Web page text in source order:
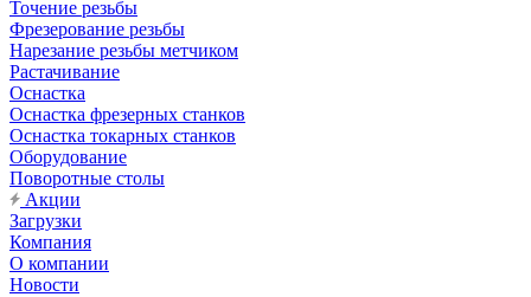
Точение резьбы
Фрезерование резьбы
Нарезание резьбы метчиком
Растачивание
Оснастка
Оснастка фрезерных станков
Оснастка токарных станков
Оборудование
Поворотные столы
Акции
Загрузки
Компания
О компании
Новости